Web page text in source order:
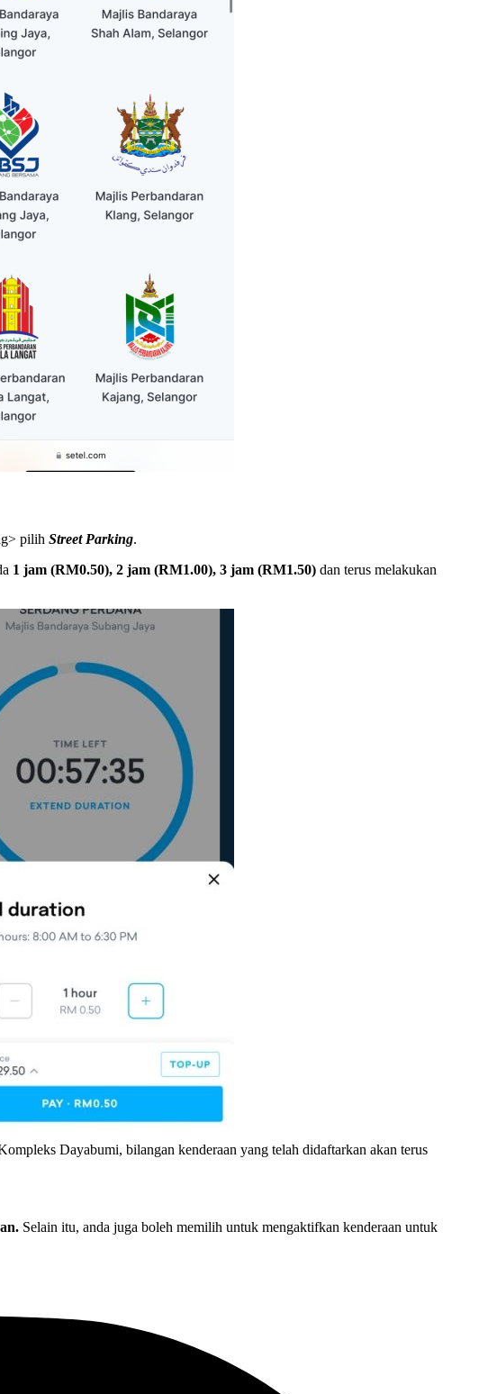
pilih Street Parking.
1 jam (RM0.50), 2 jam (RM1.00), 3 jam (RM1.50) dan terus melakukan
Dayabumi, bilangan kenderaan yang telah didaftarkan akan terus
Selain itu, anda juga boleh memilih untuk mengaktifkan kenderaan untuk